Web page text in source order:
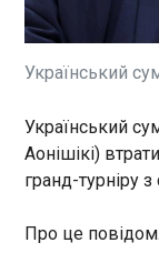
одна людина
суботу, 16 травня, повідомила
ЧИТАТЬ
У Німеччині
16:31:16
Український
Український
Аонішікі)
гранд-турніру
Про це